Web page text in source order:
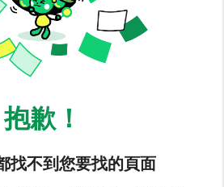
抱歉！
找不到您要找的頁面